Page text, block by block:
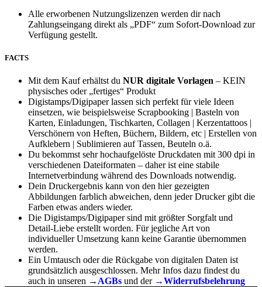
Alle erworbenen Nutzungslizenzen werden dir nach
Zahlungseingang direkt als „PDF“ zum Sofort-Download zur
Verfügung gestellt.
FACTS
Mit dem Kauf erhältst du NUR digitale Vorlagen – KEIN
physisches oder „fertiges“ Produkt
Digistamps/Digipaper lassen sich perfekt für viele Ideen
einsetzen, wie beispielsweise Scrapbooking | Basteln von
Karten, Einladungen, Tischkarten, Collagen | Kerzentattoos |
Verschönern von Heften, Büchern, Bildern, etc | Erstellen von
Aufklebern | Sublimieren auf Tassen, Beuteln o.ä.
Du bekommst sehr hochaufgelöste Druckdaten mit 300 dpi in
verschiedenen Dateiformaten – daher ist eine stabile
Internetverbindung während des Downloads notwendig.
Dein Druckergebnis kann von den hier gezeigten
Abbildungen farblich abweichen, denn jeder Drucker gibt die
Farben etwas anders wieder.
Die Digistamps/Digipaper sind mit größter Sorgfalt und
Detail-Liebe erstellt worden. Für jegliche Art von
individueller Umsetzung kann keine Garantie übernommen
werden.
Ein Umtausch oder die Rückgabe von digitalen Daten ist
grundsätzlich ausgeschlossen. Mehr Infos dazu findest du
auch in unseren →AGBs und der →Widerrufsbelehrung